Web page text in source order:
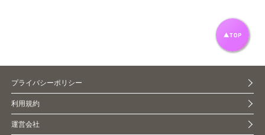
プライバシーポリシー
利用規約
運営会社